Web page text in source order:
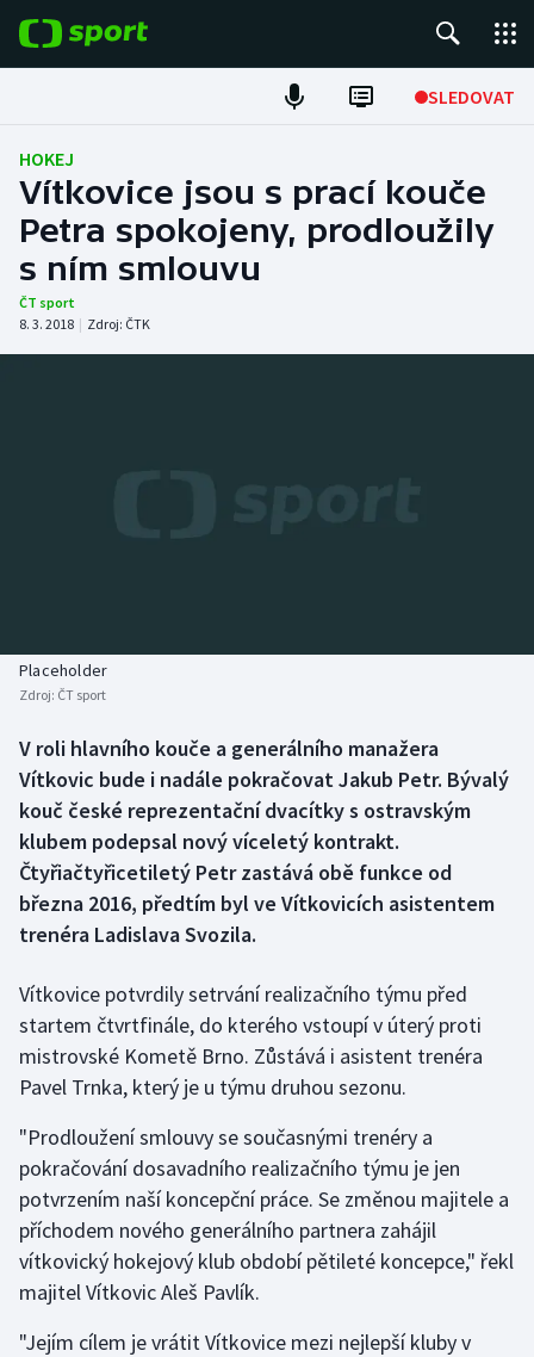
SLEDOVAT
Fotbal
Hokej
Tenis
Atletika
Biatlon
Box
Curling
Dostihy
Futsal
Golf
Gymnastika
Házená
Jezdectví
Judo
Krasobruslení
Aplikace ČT sport
HOKEJ
Vítkovice jsou s prací kouče
Petra spokojeny, prodloužily
s ním smlouvu
ČT sport
8. 3. 2018 | Zdroj: ČTK
Placeholder
Zdroj: ČT sport
V roli hlavního kouče a generálního manažera
Vítkovic bude i nadále pokračovat Jakub Petr. Bývalý
kouč české reprezentační dvacítky s ostravským
klubem podepsal nový víceletý kontrakt.
Čtyřiačtyřicetiletý Petr zastává obě funkce od
března 2016, předtím byl ve Vítkovicích asistentem
trenéra Ladislava Svozila.
Vítkovice potvrdily setrvání realizačního týmu před
startem čtvrtfinále, do kterého vstoupí v úterý proti
mistrovské Kometě Brno. Zůstává i asistent trenéra
Pavel Trnka, který je u týmu druhou sezonu.
"Prodloužení smlouvy se současnými trenéry a
pokračování dosavadního realizačního týmu je jen
potvrzením naší koncepční práce. Se změnou majitele a
příchodem nového generálního partnera zahájil
vítkovický hokejový klub období pětileté koncepce," řekl
majitel Vítkovic Aleš Pavlík.
"Jejím cílem je vrátit Vítkovice mezi nejlepší kluby v